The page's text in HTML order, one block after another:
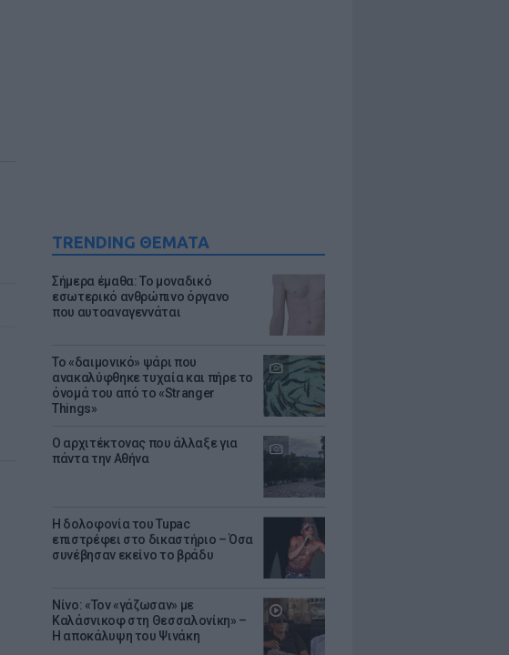
TRENDING ΘΕΜΑΤΑ
Σήμερα έμαθα: Το μοναδικό
εσωτερικό ανθρώπινο όργανο
που αυτοαναγεννάται
Το «δαιμονικό» ψάρι που
ανακαλύφθηκε τυχαία και πήρε το
όνομά του από το «Stranger
Things»
Ο αρχιτέκτονας που άλλαξε για
πάντα την Αθήνα
Η δολοφονία του Tupac
επιστρέφει στο δικαστήριο – Όσα
συνέβησαν εκείνο το βράδυ
Νίνο: «Τον «γάζωσαν» με
Καλάσνικοφ στη Θεσσαλονίκη» –
Η αποκάλυψη του Ψινάκη